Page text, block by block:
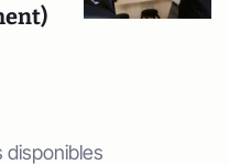
disponibles